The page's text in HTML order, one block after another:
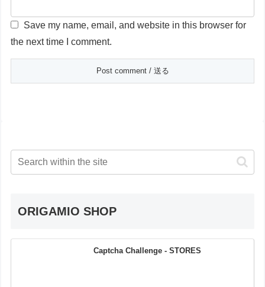
Save my name, email, and website in this browser for
the next time I comment.
ORIGAMIO SHOP
Captcha Challenge - STORES